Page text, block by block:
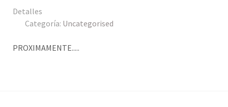
Detalles
Categoría: Uncategorised
PROXIMAMENTE.....